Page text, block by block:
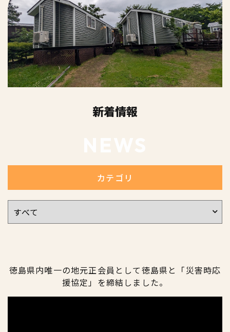
新着情報
カテゴリ
徳島県内唯一の地元正会員として徳島県と「災害時応
援協定」を締結しました。